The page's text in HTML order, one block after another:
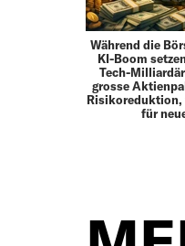
Während die
KI-Boom
Tech-
grosse
Risikoreduktion,
für